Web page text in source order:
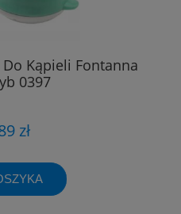
Kąpieli Fontanna
0397
zł